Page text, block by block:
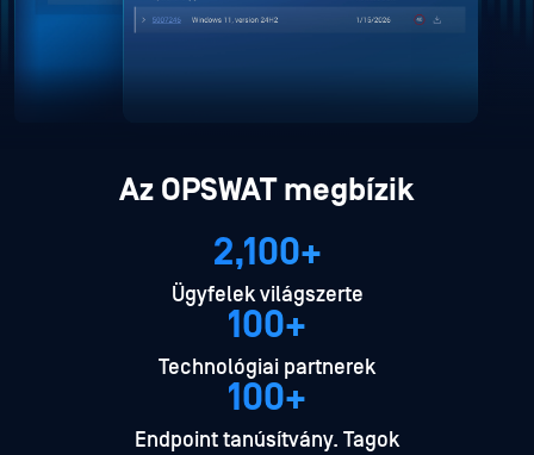
Az OPSWAT megbízik
2,100+
Ügyfelek világszerte
100+
Technológiai partnerek
100+
Endpoint tanúsítvány. Tagok